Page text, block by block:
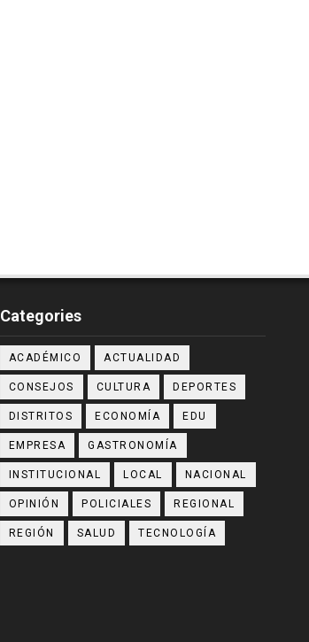
Categories
ACADÉMICO ACTUALIDAD
CONSEJOS CULTURA DEPORTES
DISTRITOS ECONOMÍA EDU
EMPRESA GASTRONOMÍA
INSTITUCIONAL LOCAL NACIONAL
OPINIÓN POLICIALES REGIONAL
REGIÓN SALUD TECNOLOGÍA